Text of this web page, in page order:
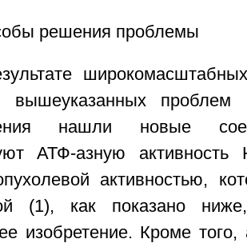
решения проблемы
вышеуказанных проблем
нашли новые
АТФ-азную
активностью,
(1), как показано
изобретение. Кроме того,